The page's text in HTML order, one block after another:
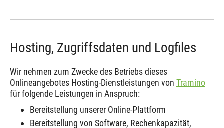
Hosting, Zugriffsdaten und Logfiles
Wir nehmen zum Zwecke des Betriebs dieses
Onlineangebotes Hosting-Dienstleistungen von Tramino
für folgende Leistungen in Anspruch:
Bereitstellung unserer Online-Plattform
Bereitstellung von Software, Rechenkapazität,